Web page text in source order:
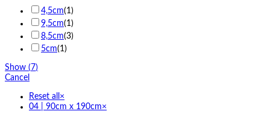
4,5cm(1 )
9,5cm(1 )
8,5cm(3)
5cm(1 )
Show ( 7)
Cancel
Reset all ×
04 | 90cm x 190cm×